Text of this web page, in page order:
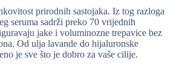
prirodnih sastojaka. Iz tog razloga
seruma sadrži preko 70 vrijednih
jake i voluminozne trepavice bez
Od ulja lavande do hijaluronske
je sve što je dobro za vaše cilije.